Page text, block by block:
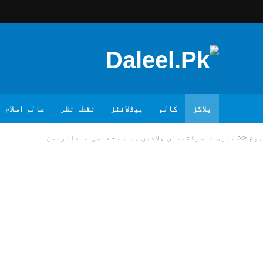
بلاگز کالم ہیڈلائنز نقطہ نظر عالم اسلام
ہوم << تیری خاطرکشتیاں جلادیں ہم نے - قاضی عبدالرحمن